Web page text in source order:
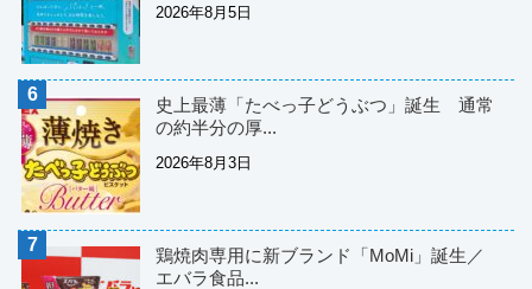
2026年8月5日
史上最薄「たべっ子どうぶつ」誕生 通常
の約半分の厚...
2026年8月3日
鶏焼肉専用に新ブランド「MoMi」誕生／
エバラ食品...